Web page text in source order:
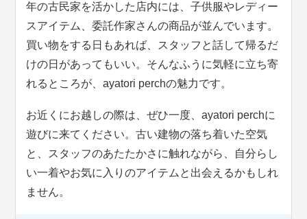
年の古民家を活かした店内には、子供服やレディー
スアイテム、委託作家さんの商品が並んでいます。
買い物をする日もあれば、スタッフと話して帰るだ
けの日があってもいい。そんなふうに気軽に立ち寄
れるところが、ayatori perchの魅力です。
お近くにお越しの際は、ぜひ一度、ayatori perchに
遊びに来てください。古い建物の落ち着いた空気
と、スタッフのあたたかさに触れながら、自分らし
い一着やお気に入りのアイテムと出会えるかもしれ
ません。